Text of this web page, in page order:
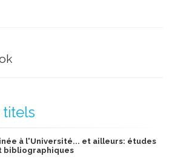
titels
à l'Université... et ailleurs: études
bibliographiques